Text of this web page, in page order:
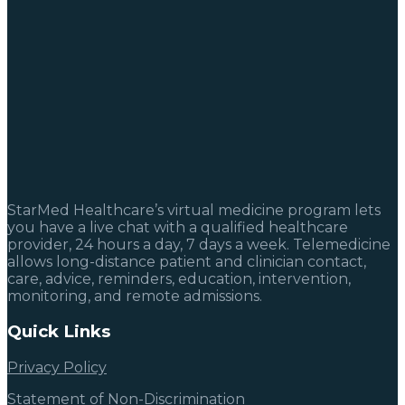
StarMed Healthcare’s virtual medicine program lets
you have a live chat with a qualified healthcare
provider, 24 hours a day, 7 days a week. Telemedicine
allows long-distance patient and clinician contact,
care, advice, reminders, education, intervention,
monitoring, and remote admissions.
Quick Links
Privacy Policy
Statement of Non-Discrimination